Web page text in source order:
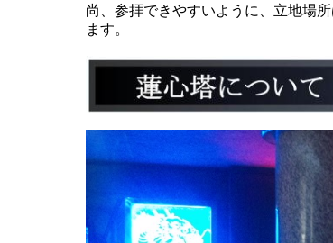
尚、参拝できやすいように、立地場
ます。